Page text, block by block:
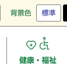
背景色 標準
健康・福祉